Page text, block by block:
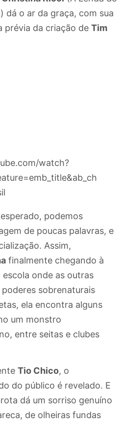
dá o ar da graça, com sua
prévia da criação de Tim
watch?
podemos
de poucas palavras, e
Assim,
finalmente chegando à
escola onde as outras
sobrenaturais
ela encontra alguns
um monstro
entre seitas e clubes
Tio Chico, o
do público é revelado. E
dá um sorriso genuíno
de olheiras fundas